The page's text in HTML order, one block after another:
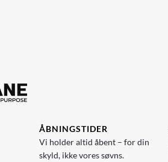
ÅBNINGSTIDER
Vi holder altid åbent – for din
skyld, ikke vores søvns.